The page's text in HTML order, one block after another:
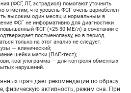
(ФСГ, ЛГ, эстрадиол) помогают уточнить
отметим, что уровень ФСГ очень вариабелен
высоким один месяц и нормальным в
ФСГ не информативно для диагностики
ФСГ (>25-30 МЕ/л) в сочетании с
постменопаузу, но в период
только на этот анализ не следует.
— клинический;
шейки матки (ПАП-тест);
коагулограмма — для контроля обменных
нарушений.
врач дает рекомендации по образу
физическую активность, режим сна. При